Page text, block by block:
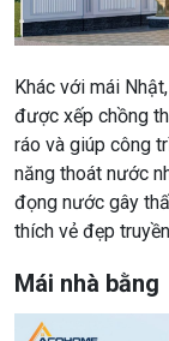
Khác với mái
được xếp chồng
ráo và giúp công
năng thoát nước
đọng nước gây
thích vẻ đẹp
Mái nhà bằng